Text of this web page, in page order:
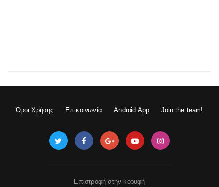
Όροι Χρήσης Επικοινωνία Android App Join the team!
Επιστροφή στην κορυφή